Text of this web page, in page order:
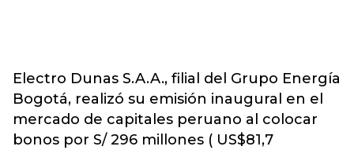
Electro Dunas S.A.A., filial del Grupo Energía
Bogotá, realizó su emisión inaugural en el
mercado de capitales peruano al colocar
bonos por S/ 296 millones ( US$81,7